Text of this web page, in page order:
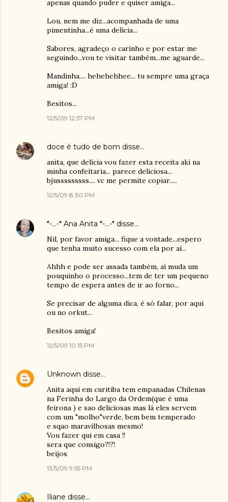
apenas quando puder e quiser amiga...
Lou, nem me diz...acompanhada de uma
pimentinha...é uma delícia...
Sabores, agradeço o carinho e por estar me
seguindo...vou te visitar também...me aguarde...
Mandinha.... hehehehhee... tu sempre uma graça
amiga! :D
Besitos...
12/5/09 12:57 PM
doce é tudo de bom disse…
anita, que delícia vou fazer esta receita aki na
minha confeitaria... parece deliciosa...
bjusssssssss.... vc me permite copiar.....
12/5/09 8:30 PM
*-...-* Ana Anita *-...-* disse…
Nil, por favor amiga... fique a vontade...espero
que tenha muito sucesso com ela por aí...
Ahhh e pode ser assada também, aí muda um
pouquinho o processo...tem de ter um pequeno
tempo de espera antes de ir ao forno...
Se precisar de alguma dica, é só falar, por aqui
ou no orkut...
Besitos amiga!
12/5/09 10:15 PM
Unknown disse…
Anita aqui em curitiba tem empanadas Chilenas
na Ferinha do Largo da Ordem(que é uma
feirona ) e sao deliciosas mas lá eles servem
com um "molho"verde, bem bem temperado
e sqao maravilhosas mesmo!
Vou fazer qui em casa !!
sera que consigo?!?!
beijos
13/5/09 9:55 PM
Iliane disse…